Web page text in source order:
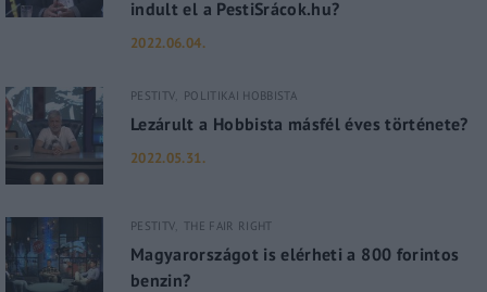
indult el a PestiSrácok.hu?
2022.06.04.
PESTITV POLITIKAI HOBBISTA
Lezárult a Hobbista másfél éves története?
2022.05.31.
PESTITV THE FAIR RIGHT
Magyarországot is elérheti a 800 forintos
benzin?